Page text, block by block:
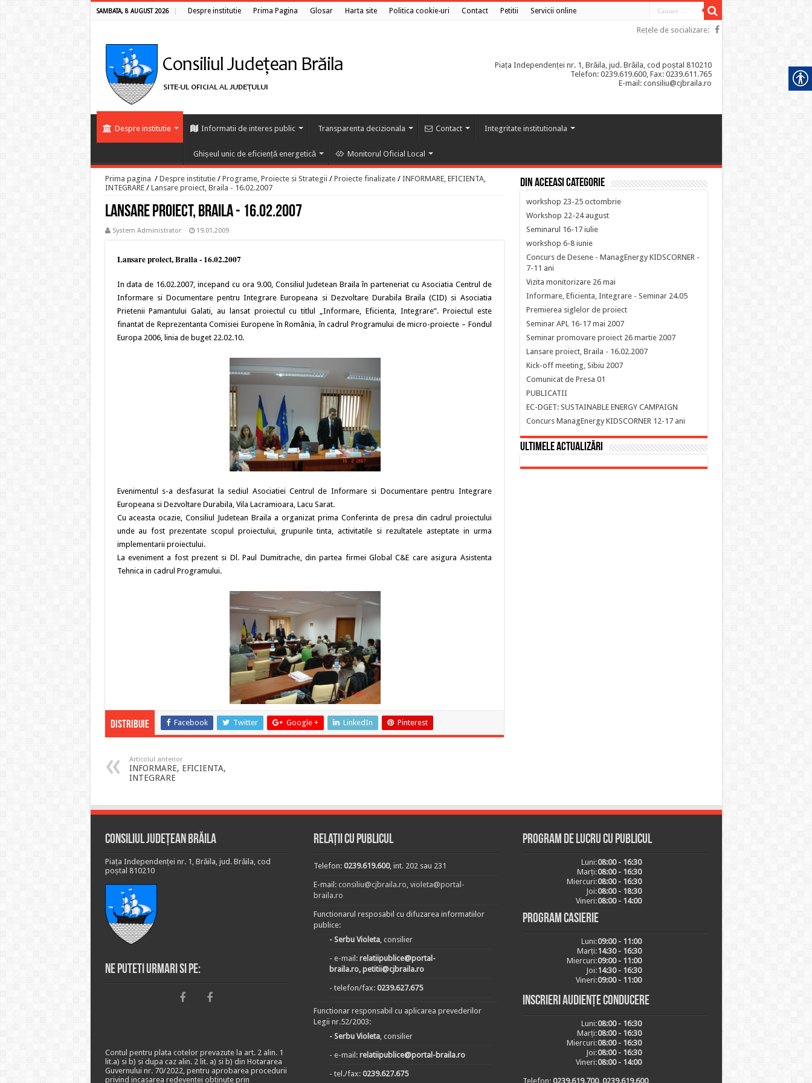
SAMBATA, 8 AUGUST 2026 Despre institutie Prima Pagina Glosar Harta site Politica cookie-uri Contact Petitii Servicii online
Rețele de socializare:
Piața Independenței nr. 1, Brăila, jud. Brăila, cod poștal 810210
Telefon: 0239.619.600, Fax: 0239.611.765
E-mail: consiliu@cjbraila.ro
Despre institutie Informatii de interes public Transparenta decizionala Contact Integritate institutionala
Ghișeul unic de eficiență energetică Monitorul Oficial Local
Prima pagina / Despre institutie / Programe, Proiecte si Strategii / Proiecte finalizate / INFORMARE, EFICIENTA,
INTEGRARE / Lansare proiect, Braila - 16.02.2007
Lansare proiect, Braila - 16.02.2007
System Administrator 19.01.2009
Lansare proiect, Braila - 16.02.2007
In data de 16.02.2007, incepand cu ora 9.00, Consiliul Judetean Braila în parteneriat cu Asociatia Centrul de
Informare si Documentare pentru Integrare Europeana si Dezvoltare Durabila Braila (CID) si Asociatia
Prietenii Pamantului Galati, au lansat proiectul cu titlul „Informare, Eficienta, Integrare”. Proiectul este
finantat de Reprezentanta Comisiei Europene în România, în cadrul Programului de micro-proiecte – Fondul
Europa 2006, linia de buget 22.02.10.
Evenimentul s-a desfasurat la sediul Asociatiei Centrul de Informare si Documentare pentru Integrare
Europeana si Dezvoltare Durabila, Vila Lacramioara, Lacu Sarat.
Cu aceasta ocazie, Consiliul Judetean Braila a organizat prima Conferinta de presa din cadrul proiectului
unde au fost prezentate scopul proiectului, grupurile tinta, activitatile si rezultatele asteptate in urma
implementarii proiectului.
La eveniment a fost prezent si Dl. Paul Dumitrache, din partea firmei Global C&E care asigura Asistenta
Tehnica in cadrul Programului.
Distribuie Facebook Twitter Google + LinkedIn Pinterest
Articolul anterior
INFORMARE, EFICIENTA,
INTEGRARE
Din aceeasi categorie
workshop 23-25 octombrie
Workshop 22-24 august
Seminarul 16-17 iulie
workshop 6-8 iunie
Concurs de Desene - ManagEnergy KIDSCORNER -
7-11 ani
Vizita monitorizare 26 mai
Informare, Eficienta, Integrare - Seminar 24.05
Premierea siglelor de proiect
Seminar APL 16-17 mai 2007
Seminar promovare proiect 26 martie 2007
Lansare proiect, Braila - 16.02.2007
Kick-off meeting, Sibiu 2007
Comunicat de Presa 01
PUBLICATII
EC-DGET: SUSTAINABLE ENERGY CAMPAIGN
Concurs ManagEnergy KIDSCORNER 12-17 ani
Ultimele actualizări
Consiliul Județean Brăila
Piața Independenței nr. 1, Brăila, jud. Brăila, cod
poștal 810210
Ne puteti urmari si pe:
Contul pentru plata cotelor prevazute la art. 2 alin. 1
lit.a) si b) si dupa caz alin. 2 lit. a) si b) din Hotararea
Guvernului nr. 70/2022, pentru aprobarea procedurii
privind incasarea redeventei obtinute prin
Relații cu publicul
Telefon:0239.619.600, int. 202 sau 231
E-mail:consiliu@cjbraila.ro,violeta@portal-
braila.ro
Functionarul resposabil cu difuzarea informatiilor
publice:
- Serbu Violeta, consilier
- e-mail:relatiipublice@portal-
braila.ro, petitii@cjbraila.ro
- telefon/fax:0239.627.675
Functionar responsabil cu aplicarea prevederilor
Legii nr.52/2003:
- Serbu Violeta, consilier
- e-mail:relatiipublice@portal-braila.ro
- tel./fax:0239.627.675
Program de lucru cu publicul
Luni:08:00 - 16:30
Marți:08:00 - 16:30
Miercuri:08:00 - 16:30
Joi:08:00 - 18:30
Vineri:08:00 - 14:00
Program casierie
Luni:09:00 - 11:00
Marți:14:30 - 16:30
Miercuri:09:00 - 11:00
Joi:14:30 - 16:30
Vineri:09:00 - 11:00
Inscrieri audiențe conducere
Luni:08:00 - 16:30
Marți:08:00 - 16:30
Miercuri:08:00 - 16:30
Joi:08:00 - 16:30
Vineri:08:00 - 14:00
Telefon: 0239.619.700, 0239.619.600